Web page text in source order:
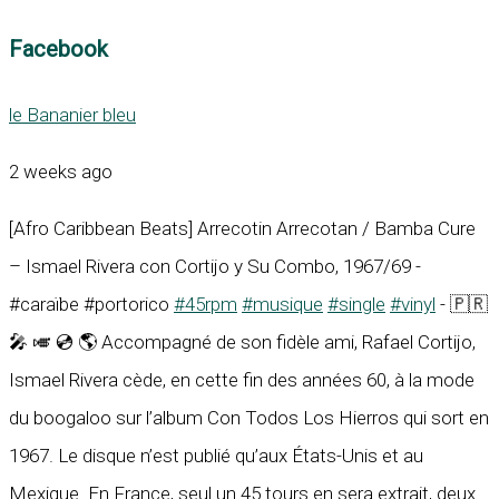
Facebook
le Bananier bleu
2 weeks ago
[Afro Caribbean Beats] Arrecotin Arrecotan / Bamba Cure
– Ismael Rivera con Cortijo y Su Combo, 1967/69 -
#caraïbe #portorico #45rpm #musique #single #vinyl - 🇵🇷
🎤 🎺 💿 🌎 Accompagné de son fidèle ami, Rafael Cortijo,
Ismael Rivera cède, en cette fin des années 60, à la mode
du boogaloo sur l’album Con Todos Los Hierros qui sort en
1967. Le disque n’est publié qu’aux États-Unis et au
Mexique. En France, seul un 45 tours en sera extrait, deux...